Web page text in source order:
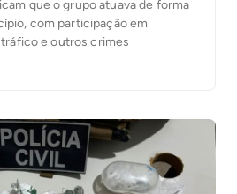
que o grupo atuava de forma
com participação em
e outros crimes